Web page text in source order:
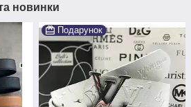
новинки
Подарунок